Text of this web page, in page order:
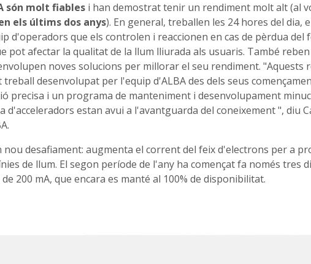
són molt fiablesi han demostrat tenir un rendiment molt alt (al
els últims dos anys). En general, treballen les 24 hores del dia,
d'operadors que els controlen i reaccionen en cas de pèrdua del
pot afectar la qualitat de la llum lliurada als usuaris. També
noves solucions per millorar el seu rendiment. "Aquests
treball desenvolupat per l'equip d'ALBA des dels seus
precisa i un programa de manteniment i desenvolupament
d'acceleradors estan avui a l'avantguarda del coneixement ", diu
desafiament: augmenta el corrent del feix d'electrons per a
de llum. El segon període de l'any ha començat fa només tres
200 mA, que encara es manté al 100% de disponibilitat.